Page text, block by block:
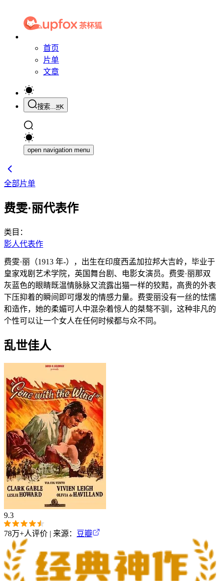
首页
片单
文章
搜索...⌘K
open navigation menu
全部片单
费雯·丽代表作
类目：
影人代表作
费雯·丽（1913 年-），出生在印度西孟加拉邦大吉岭，毕业于
皇家戏剧艺术学院，英国舞台剧、电影女演员。费雯·丽那双
灰蓝色的眼睛既温情脉脉又流露出猫一样的狡黠，高贵的外表
下压抑着的瞬间即可爆发的情感力量。费雯丽没有一丝的怯懦
和造作，她的柔媚可人中混杂着惊人的桀骜不驯，这种非凡的
个性可以让一个女人在任何时候都与众不同。
乱世佳人
9.3
78万+人评价 | 来源： 豆瓣